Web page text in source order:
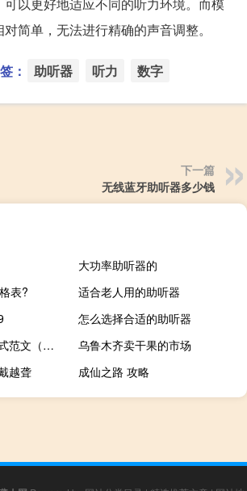
以更好地适应不同的听力环境。而模
简单，无法进行精确的声音调整。
： 助听器 听力 数字
下一篇
无线蓝牙助听器多少钱
大功率助听器的
表?
适合老人用的助听器
怎么选择合适的助听器
读书笔记怎么写格式范文（读书笔记怎么写 能举个例子吗）
乌鲁木齐卖干果的市场
越聋
成仙之路 攻略